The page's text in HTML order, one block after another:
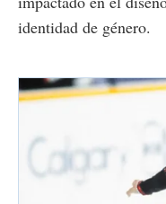
identidad de género.